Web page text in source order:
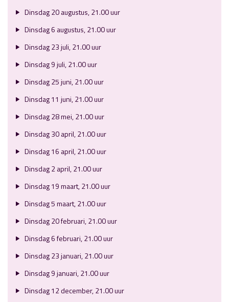
Dinsdag 20 augustus, 21.00 uur
Dinsdag 6 augustus, 21.00 uur
Dinsdag 23 juli, 21.00 uur
Dinsdag 9 juli, 21.00 uur
Dinsdag 25 juni, 21.00 uur
Dinsdag 11 juni, 21.00 uur
Dinsdag 28 mei, 21.00 uur
Dinsdag 30 april, 21.00 uur
Dinsdag 16 april, 21.00 uur
Dinsdag 2 april, 21.00 uur
Dinsdag 19 maart, 21.00 uur
Dinsdag 5 maart, 21.00 uur
Dinsdag 20 februari, 21.00 uur
Dinsdag 6 februari, 21.00 uur
Dinsdag 23 januari, 21.00 uur
Dinsdag 9 januari, 21.00 uur
Dinsdag 12 december, 21.00 uur